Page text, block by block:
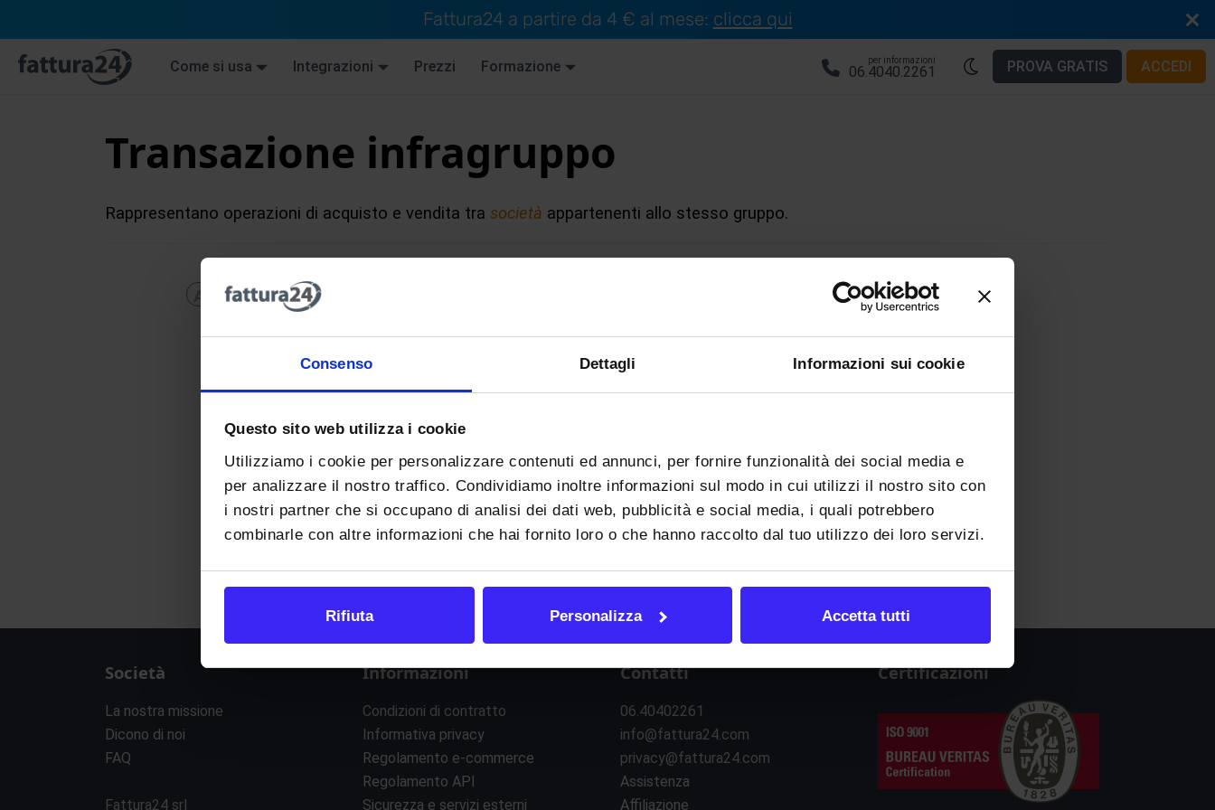
Consenso Dettagli Informazioni sui cookie
Questo sito web utilizza i cookie
Utilizziamo i cookie per personalizzare contenuti ed annunci, per fornire funzionalità dei social media e
per analizzare il nostro traffico. Condividiamo inoltre informazioni sul modo in cui utilizzi il nostro sito con
i nostri partner che si occupano di analisi dei dati web, pubblicità e social media, i quali potrebbero
combinarle con altre informazioni che hai fornito loro o che hanno raccolto dal tuo utilizzo dei loro servizi.
Rifiuta Personalizza Accetta tutti
Fattura24 a partire da 4 € al mese: clicca qui
Come si usa Integrazioni Prezzi Formazione per informazioni
06.4040.2261 PROVA GRATIS ACCEDI
Transazione infragruppo
Rappresentano operazioni di acquisto e vendita tra società appartenenti allo stesso gruppo.
B C D E X Y Z
Società
La nostra missione
Dicono di noi
FAQ
Fattura24 srl
Informazioni
Condizioni di contratto
Informativa privacy
Regolamento e-commerce
Regolamento API
Sicurezza e servizi esterni
Contatti
06.40402261
info@fattura24.com
privacy@fattura24.com
Assistenza
Affiliazione
Certificazioni